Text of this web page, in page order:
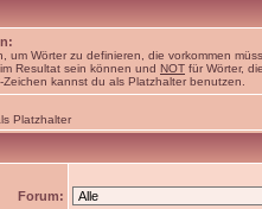
um Wörter zu definieren, die vorkommen
Resultat sein können und NOT für Wörter,
kannst du als Platzhalter benutzen.
Platzhalter
Forum: